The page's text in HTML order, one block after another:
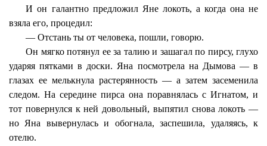
И он галантно предложил Яне локоть, а когда она не
взяла его, процедил:
— Отстань ты от человека, пошли, говорю.
Он мягко потянул ее за талию и зашагал по пирсу, глухо
ударяя пятками в доски. Яна посмотрела на Дымова — в
глазах ее мелькнула растерянность — а затем засеменила
следом. На середине пирса она поравнялась с Игнатом, и
тот повернулся к ней довольный, выпятил снова локоть —
но Яна вывернулась и обогнала, заспешила, удаляясь, к
отелю.